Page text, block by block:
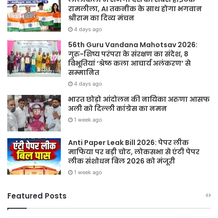
रामलीला, AI तकनीक के साथ होगा भगवान
श्रीराम का दिव्य मंचन
4 days ago
56th Guru Vandana Mahotsav 2026:
गुरु-शिष्य परंपरा के संरक्षण का संदेश, 8
विभूतियां ‘श्रेष्ठ कला आचार्य अलंकरण’ से
सम्मानित
4 days ago
भारत छोड़ो आंदोलन की नायिका अरुणा आसफ
अली को दिल्ली कांग्रेस का नमन
1 week ago
Anti Paper Leak Bill 2026: पेपर लीक
माफिया पर बड़ी चोट, लोकसभा से एंटी पेपर
लीक संशोधन बिल 2026 को मंजूरी
1 week ago
Featured Posts